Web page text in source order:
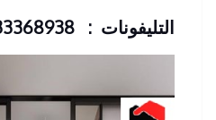
التليفونات : 33368938 – 01210044703